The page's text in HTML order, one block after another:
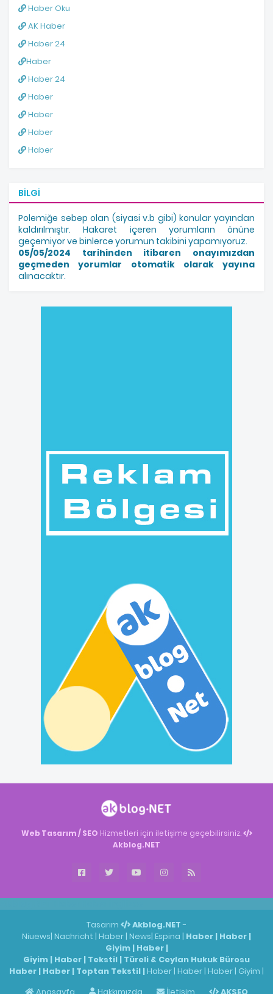
Haber Oku
AK Haber
Haber 24
Haber
Haber 24
Haber
Haber
Haber
Haber
BILGI
Polemiğe sebep olan (siyasi v.b gibi) konular yayından
kaldırılmıştır. Hakaret içeren yorumların önüne
geçemiyor ve binlerce yorumun takibini yapamıyoruz.
05/05/2024 tarihinden itibaren onayımızdan
geçmeden yorumlar otomatik olarak yayına
alınacaktır.
Web Tasarım / SEO Hizmetleri için iletişime geçebilirsiniz.
Akblog.NET
Tasarım Akblog.NET -
Niuews| Nachricht | Haber | News| Espina | Haber | Haber |
Giyim| Haber|
Giyim | Haber | Tekstil | Türeli & Ceylan Hukuk Bürosu
Haber | Haber | Toptan Tekstil | Haber | Haber | Haber | Giyim |